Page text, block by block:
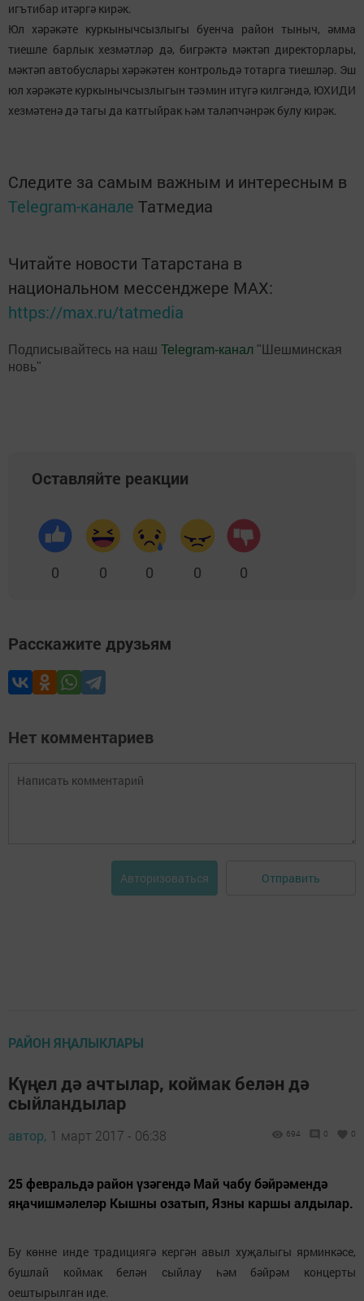
игътибар итәргә кирәк.
Юл хәрәкәте куркынычсызлыгы буенча район тыныч, әмма
тиешле барлык хезмәтләр дә, бигрәктә мәктәп директорлары,
мәктәп автобуслары хәрәкәтен контрольдә тотарга тиешләр. Эш
юл хәрәкәте куркынычсызлыгын тәэмин итүгә килгәндә, ЮХИДИ
хезмәтенә дә тагы да катгыйрак һәм таләпчәнрәк булу кирәк.
Следите за самым важным и интересным в
Telegram-канале Татмедиа
Читайте новости Татарстана в
национальном мессенджере MАХ:
https://max.ru/tatmedia
Подписывайтесь на наш Telegram-канал "Шешминская
новь"
Оставляйте реакции
0 0 0 0 0
Расскажите друзьям
Нет комментариев
Авторизоваться Отправить
РАЙОН ЯҢАЛЫКЛАРЫ
Күңел дә ачтылар, коймак белән дә
сыйландылар
автор, 1 март 2017 - 06:38 694 0 0
25 февральдә район үзәгендә Май чабу бәйрәмендә
яңачишмәлеләр Кышны озатып, Язны каршы алдылар.
Бу көнне инде традициягә кергән авыл хуҗалыгы ярминкәсе,
бушлай коймак белән сыйлау һәм бәйрәм концерты
оештырылган иде.